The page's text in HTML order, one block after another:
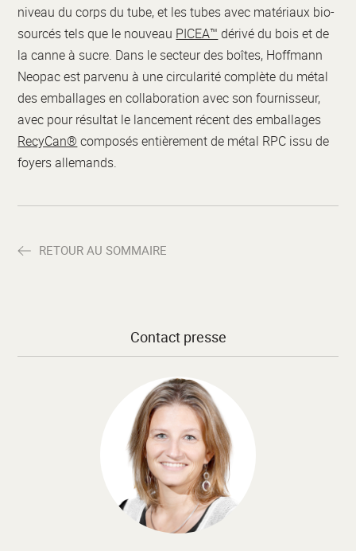
niveau du corps du tube, et les tubes avec matériaux bio-
sourcés tels que le nouveau PICEA™ dérivé du bois et de
la canne à sucre. Dans le secteur des boîtes, Hoffmann
Neopac est parvenu à une circularité complète du métal
des emballages en collaboration avec son fournisseur,
avec pour résultat le lancement récent des emballages
RecyCan® composés entièrement de métal RPC issu de
foyers allemands.
RETOUR AU SOMMAIRE
Contact presse